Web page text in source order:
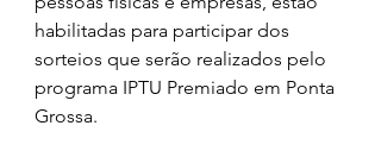
habilitadas para participar dos
sorteios que serão realizados pelo
programa IPTU Premiado em Ponta
Grossa.